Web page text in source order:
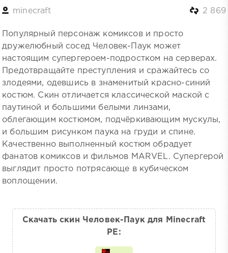
minecraft 2 869
Популярный персонаж комиксов и просто
дружелюбный сосед Человек-Паук может
настоящим супергероем-подростком на серверах.
Предотвращайте преступления и сражайтесь со
злодеями, одевшись в знаменитый красно-синий
костюм. Скин отличается классической маской с
паутиной и большими белыми линзами,
облегающим костюмом, подчёркивающим мускулы,
и большим рисунком паука на груди и спине.
Качественно выполненный костюм обрадует
фанатов комиксов и фильмов MARVEL. Супергерой
выглядит просто потрясающе в кубическом
воплощении.
Скачать скин Человек-Паук для Minecraft
PE: